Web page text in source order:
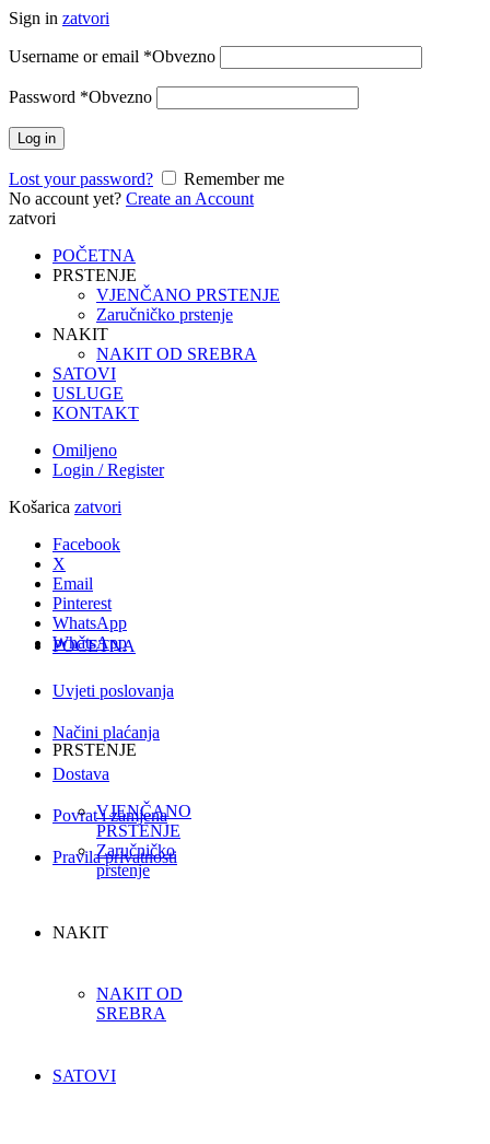
Sign in zatvori
Username or email *Obvezno
Password *Obvezno
Log in
Lost your password?
Remember me
No account yet? Create an Account
zatvori
POČETNA
PRSTENJE
VJENČANO PRSTENJE
Zaručničko prstenje
NAKIT
NAKIT OD SREBRA
SATOVI
USLUGE
KONTAKT
Omiljeno
Login / Register
Košarica zatvori
Facebook
X
Email
Pinterest
WhatsApp
WhatsApp
Uvjeti poslovanja
Načini plaćanja
Dostava
Povrat i zamjena
Pravila privatnosti
POČETNA
PRSTENJE
VJENČANO
PRSTENJE
Zaručničko
prstenje
NAKIT
NAKIT OD
SREBRA
SATOVI